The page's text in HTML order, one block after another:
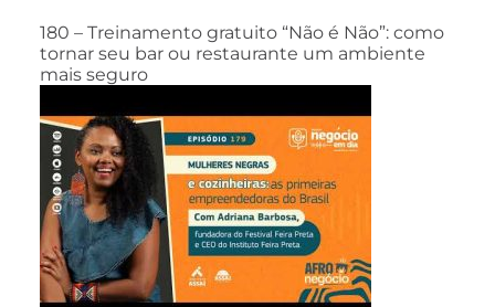
180 – Treinamento gratuito “Não é Não”: como
tornar seu bar ou restaurante um ambiente
mais seguro